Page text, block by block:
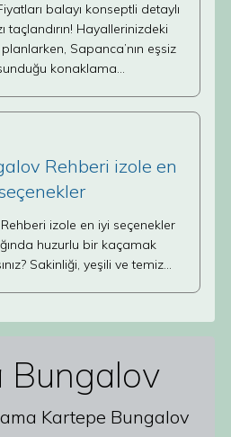
balayı konseptli detaylı
taçlandırın! Hayallerinizdeki
Sapanca’nın eşsiz
konaklama…
Rehberi izole en
izole en iyi seçenekler
huzurlu bir kaçamak
Sakinliği, yeşili ve temiz…
Bungalov
Kartepe Bungalov